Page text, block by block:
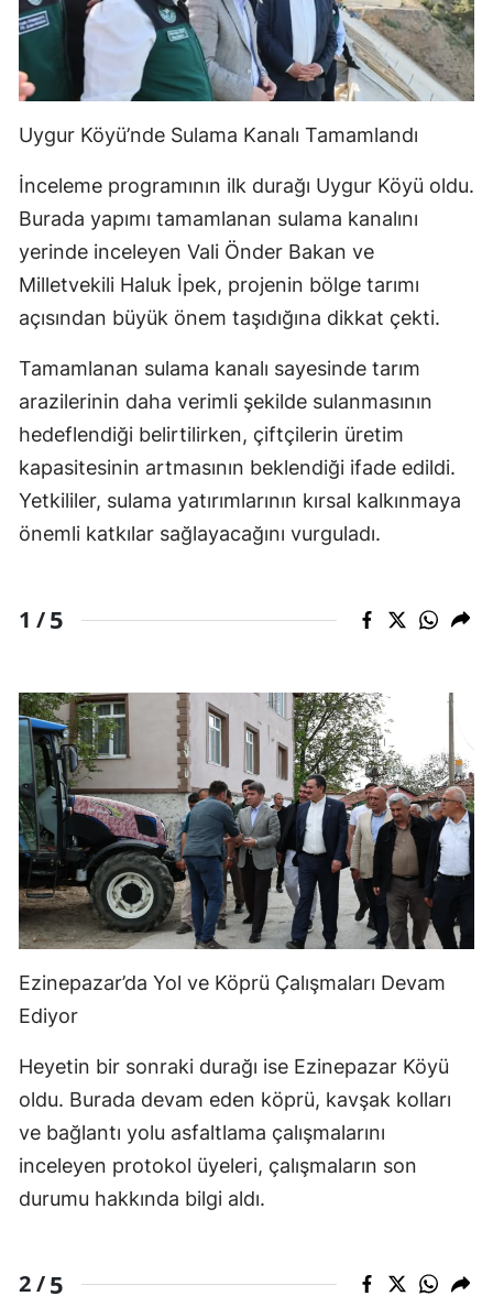
Uygur Köyü’nde Sulama Kanalı Tamamlandı
İnceleme programının ilk durağı Uygur Köyü oldu.
Burada yapımı tamamlanan sulama kanalını
yerinde inceleyen Vali Önder Bakan ve
Milletvekili Haluk İpek, projenin bölge tarımı
açısından büyük önem taşıdığına dikkat çekti.
Tamamlanan sulama kanalı sayesinde tarım
arazilerinin daha verimli şekilde sulanmasının
hedeflendiği belirtilirken, çiftçilerin üretim
kapasitesinin artmasının beklendiği ifade edildi.
Yetkililer, sulama yatırımlarının kırsal kalkınmaya
önemli katkılar sağlayacağını vurguladı.
1 /5
Ezinepazar’da Yol ve Köprü Çalışmaları Devam
Ediyor
Heyetin bir sonraki durağı ise Ezinepazar Köyü
oldu. Burada devam eden köprü, kavşak kolları
ve bağlantı yolu asfaltlama çalışmalarını
inceleyen protokol üyeleri, çalışmaların son
durumu hakkında bilgi aldı.
2 /5